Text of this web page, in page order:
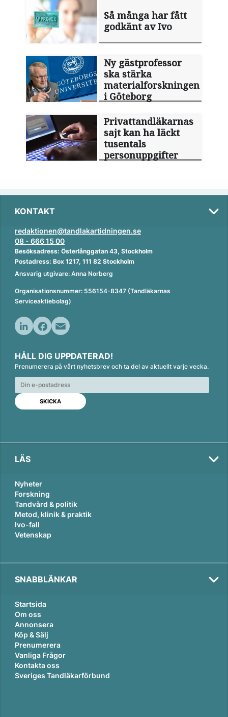
Så många har fått
godkänt av Ivo
Ny gästprofessor
ska stärka
materialforskningen
i Göteborg
Privattandläkarnas
sajt kan ha läckt
tusentals
personuppgifter
KONTAKT
redaktionen@tandlakartidningen.se
08 - 666 15 00
Besöksadress: Österlånggatan 43, Stockholm
Postadress: Box 1217, 111 82 Stockholm
Ansvarig utgivare: Anna Norberg
Organisationsnummer: 556154-8347 (Tandläkarnas
Serviceaktiebolag)
n
k
e
d
n
c
e
b
o
o
k
a
i
l
HÅLL DIG UPPDATERAD!
Prenumerera på vårt nyhetsbrev och ta del av aktuellt varje vecka.
LÄS
Nyheter
Forskning
Tandvård & politik
Metod, klinik & praktik
Ivo-fall
Vetenskap
SNABBLÄNKAR
Startsida
Om oss
Annonsera
Köp & Sälj
Prenumerera
Vanliga Frågor
Kontakta oss
Sveriges Tandläkarförbund